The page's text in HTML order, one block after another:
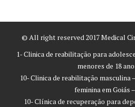
© All right reserved 2017Medical
1- Clinica de reabilitação para
menores de 18
10- Clinica de reabilitação masculina
feminina em Goiás
10- Clínica de recuperação para